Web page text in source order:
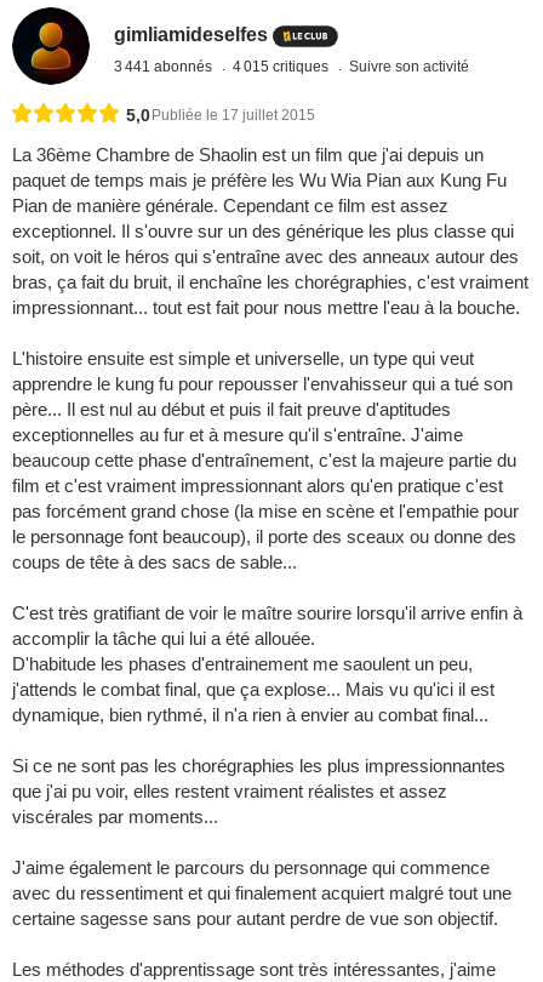
gimliamideselfes
3 441 abonnés 4 015 critiques Suivre son activité
5,0 Publiée le 17 juillet 2015
La 36ème Chambre de Shaolin est un film que j'ai depuis un
paquet de temps mais je préfère les Wu Wia Pian aux Kung Fu
Pian de manière générale. Cependant ce film est assez
exceptionnel. Il s'ouvre sur un des générique les plus classe qui
soit, on voit le héros qui s'entraîne avec des anneaux autour des
bras, ça fait du bruit, il enchaîne les chorégraphies, c'est vraiment
impressionnant... tout est fait pour nous mettre l'eau à la bouche.
L'histoire ensuite est simple et universelle, un type qui veut
apprendre le kung fu pour repousser l'envahisseur qui a tué son
père... Il est nul au début et puis il fait preuve d'aptitudes
exceptionnelles au fur et à mesure qu'il s'entraîne. J'aime
beaucoup cette phase d'entraînement, c'est la majeure partie du
film et c'est vraiment impressionnant alors qu'en pratique c'est
pas forcément grand chose (la mise en scène et l'empathie pour
le personnage font beaucoup), il porte des sceaux ou donne des
coups de tête à des sacs de sable...
C'est très gratifiant de voir le maître sourire lorsqu'il arrive enfin à
accomplir la tâche qui lui a été allouée.
D'habitude les phases d'entrainement me saoulent un peu,
j'attends le combat final, que ça explose... Mais vu qu'ici il est
dynamique, bien rythmé, il n'a rien à envier au combat final...
Si ce ne sont pas les chorégraphies les plus impressionnantes
que j'ai pu voir, elles restent vraiment réalistes et assez
viscérales par moments...
J'aime également le parcours du personnage qui commence
avec du ressentiment et qui finalement acquiert malgré tout une
certaine sagesse sans pour autant perdre de vue son objectif.
Les méthodes d'apprentissage sont très intéressantes, j'aime